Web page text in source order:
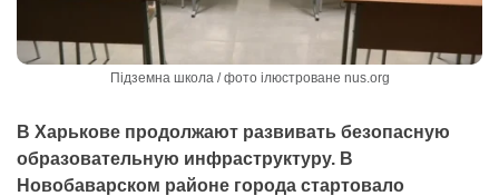
Підземна школа / фото ілюстроване nus.org
В Харькове продолжают развивать безопасную
образовательную инфраструктуру. В
Новобаварском районе города стартовало